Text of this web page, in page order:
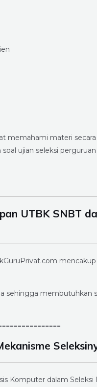
memahami materi
ujian seleksi
UTBK SNBT
sehingga membutuhkan
Komputer dalam Seleksi